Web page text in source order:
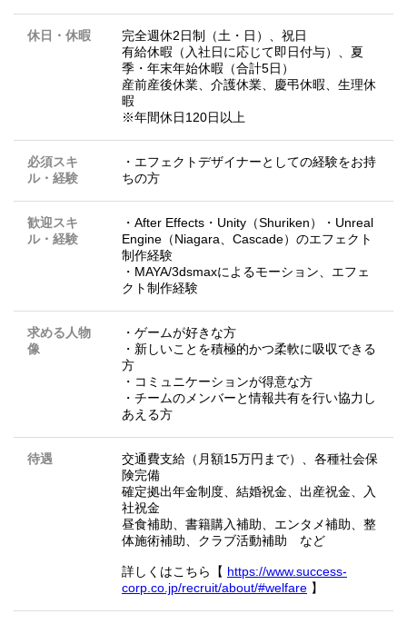
休日・休暇
完全週休2日制（土・日）、祝日
有給休暇（入社日に応じて即日付与）、夏
季・年末年始休暇（合計5日）
産前産後休業、介護休業、慶弔休暇、生理休
暇
※年間休日120日以上
必須スキ
ル・経験
・エフェクトデザイナーとしての経験をお持
ちの方
歓迎スキ
ル・経験
・After Effects・Unity（Shuriken）・Unreal
Engine（Niagara、Cascade）のエフェクト
制作経験
・MAYA/3dsmaxによるモーション、エフェ
クト制作経験
求める人物
像
・ゲームが好きな方
・新しいことを積極的かつ柔軟に吸収できる
方
・コミュニケーションが得意な方
・チームのメンバーと情報共有を行い協力し
あえる方
待遇
交通費支給（月額15万円まで）、各種社会保
険完備
確定拠出年金制度、結婚祝金、出産祝金、入
社祝金
昼食補助、書籍購入補助、エンタメ補助、整
体施術補助、クラブ活動補助 など
詳しくはこちら【 https://www.success-
corp.co.jp/recruit/about/#welfare 】